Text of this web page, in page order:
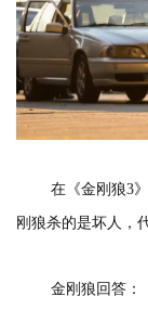
在《金刚狼3
刚狼杀的是坏人，
金刚狼回答：